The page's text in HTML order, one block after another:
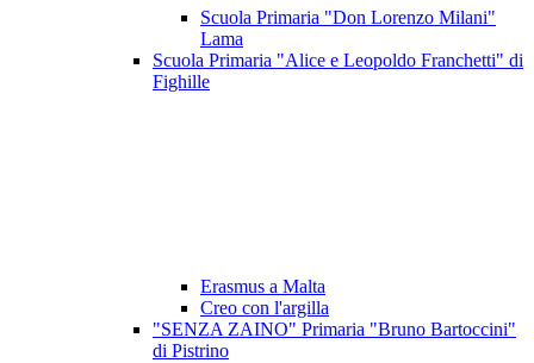
Scuola Primaria "Don Lorenzo Milani"
Lama
Scuola Primaria "Alice e Leopoldo Franchetti" di
Fighille
Erasmus a Malta
Creo con l'argilla
"SENZA ZAINO" Primaria "Bruno Bartoccini"
di Pistrino